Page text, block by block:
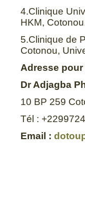
4.Clinique
HKM,
5.Clinique de
Cotonou,
Adresse
Dr Adjagba
10 BP 259
Tél :
Email :